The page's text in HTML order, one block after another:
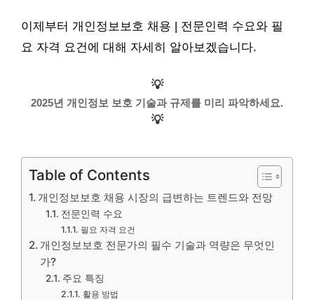
이제부터 개인정보보호 채용 | 전문인력 수요와 필
요 자격 요건에 대해 자세히 알아보겠습니다.
💡
2025년 개인정보 보호 기술과 규제를 미리 파악하세요.
💡
Table of Contents
개인정보보호 채용 시장의 급변하는 트렌드와 전망
전문인력 수요
필요 자격 요건
개인정보보호 전문가의 필수 기술과 역량은 무엇인
가?
주요 특징
활용 방법